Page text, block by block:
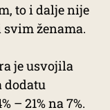
to i dalje nije
ženama.
je usvojila
dodatu
– 21% na 7%.